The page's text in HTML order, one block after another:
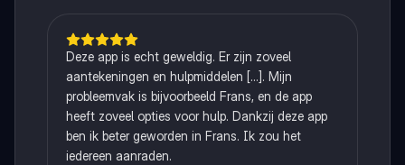
Deze app is echt geweldig. Er zijn zoveel
aantekeningen en hulpmiddelen [...]. Mijn
probleemvak is bijvoorbeeld Frans, en de app
heeft zoveel opties voor hulp. Dankzij deze app
ben ik beter geworden in Frans. Ik zou het
iedereen aanraden.